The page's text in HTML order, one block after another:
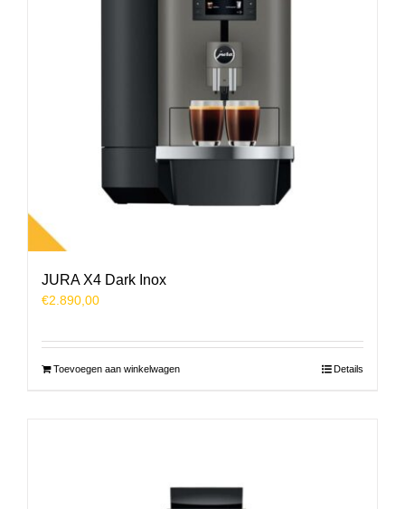
JURA X4 Dark Inox
€2.890,00
Toevoegen aan winkelwagen Details